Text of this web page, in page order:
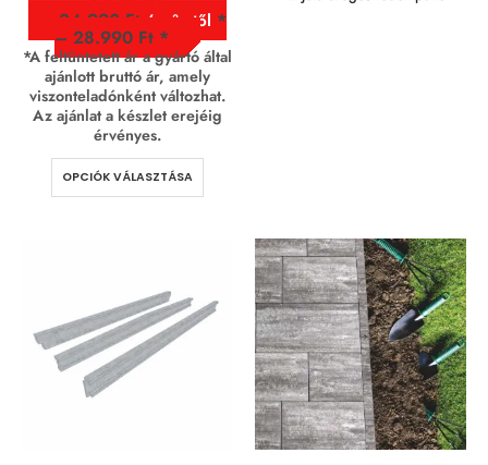
24.990 Ft / m² - től
– 28.990 Ft
*A feltüntetett ár a gyártó által
ajánlott bruttó ár, amely
viszonteladónként változhat.
Az ajánlat a készlet erejéig
érvényes.
OPCIÓK VÁLASZTÁSA